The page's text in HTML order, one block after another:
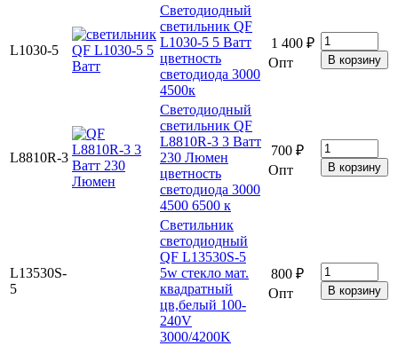
L1030-5
Светодиодный
светильник QF
L1030-5 5 Ватт
цветность
светодиода 3000
4500к
1 400 ₽
Опт
L8810R-3
Светодиодный
светильник QF
L8810R-3 3 Ватт
230 Люмен
цветность
светодиода 3000
4500 6500 к
700 ₽
Опт
L13530S-
5
Светильник
светодиодный
QF L13530S-5
5w стекло мат.
квадратный
цв,белый 100-
240V
3000/4200K
800 ₽
Опт